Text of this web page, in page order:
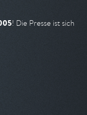
! Die Presse ist sich